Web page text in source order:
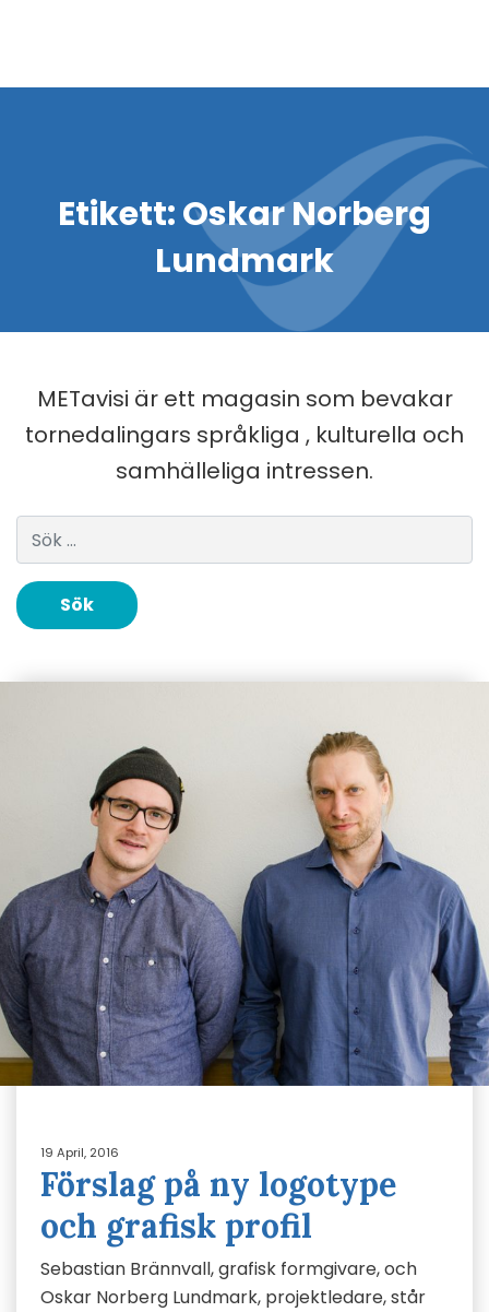
Etikett:Oskar Norberg
Lundmark
METavisi är ett magasin som bevakar
tornedalingars språkliga , kulturella och
samhälleliga intressen.
Sök efter:
19 April, 2016
Förslag på ny logotype
och grafisk profil
Sebastian Brännvall, grafisk formgivare, och
Oskar Norberg Lundmark, projektledare, står